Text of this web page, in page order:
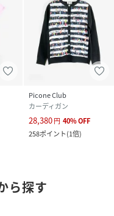
Picone Club
カーディガン
28,380円 40%OFF
258ポイント(1倍)
ら探す